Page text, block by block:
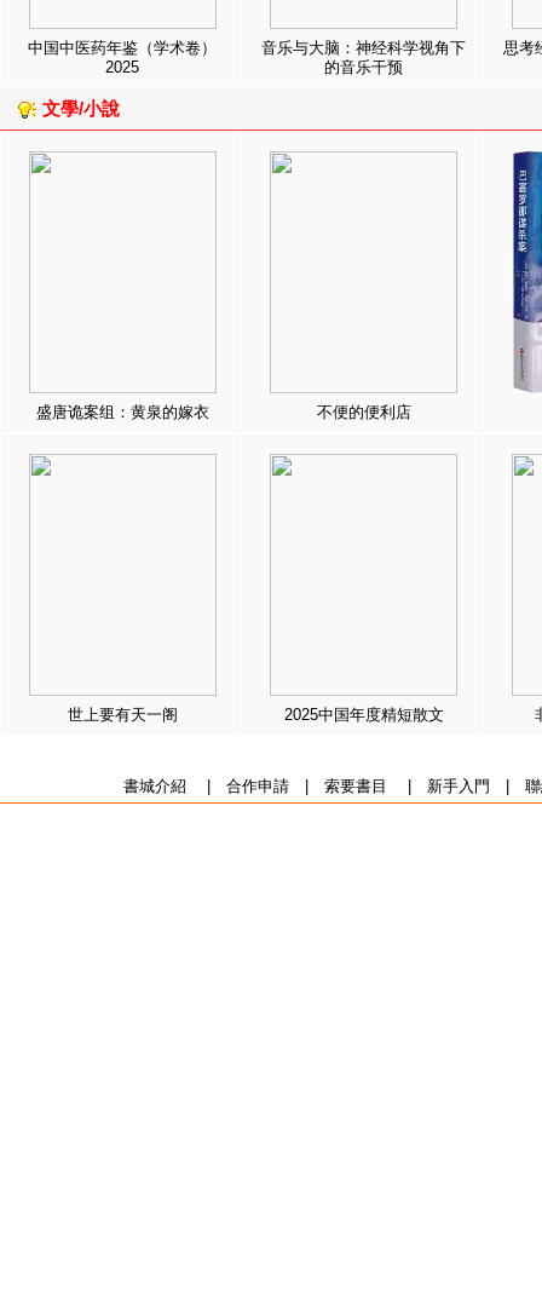
中国中医药年鉴（学术卷）
2025
音乐与大脑：神经科学视角下
的音乐干预
思考
文學/小說
盛唐诡案组：黄泉的嫁衣 不便的便利店
世上要有天一阁 2025中国年度精短散文
書城介紹 合作申請| 索要書目 新手入門